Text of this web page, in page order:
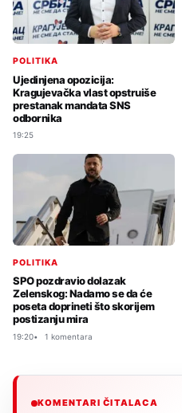
POLITIKA
Ujedinjena opozicija:
Kragujevačka vlast opstruiše
prestanak mandata SNS
odbornika
19:25
POLITIKA
SPO pozdravio dolazak
Zelenskog: Nadamo se da će
poseta doprineti što skorijem
postizanju mira
19:20 1 komentara
KOMENTARI ČITALACA